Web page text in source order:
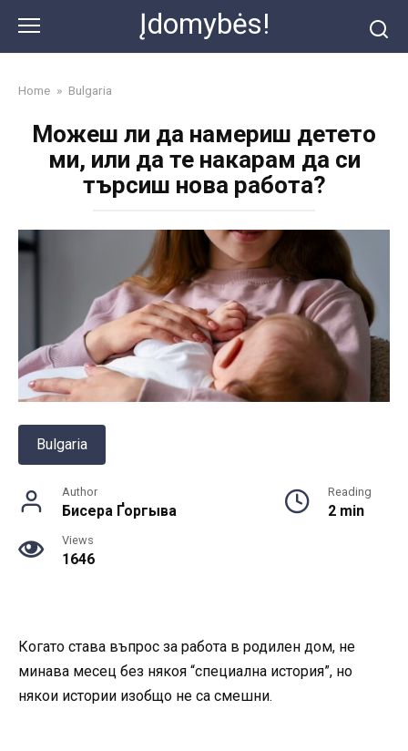
content
Įdomybės!
Home » Bulgaria
Можеш ли да намериш детето
ми, или да те накарам да си
търсиш нова работа?
Bulgaria
Author
Бисера Ґоргыва
Reading
2 min
Views
1646
Когато става въпрос за работа в родилен дом, не
минава месец без някоя “специална история”, но
някои истории изобщо не са смешни.